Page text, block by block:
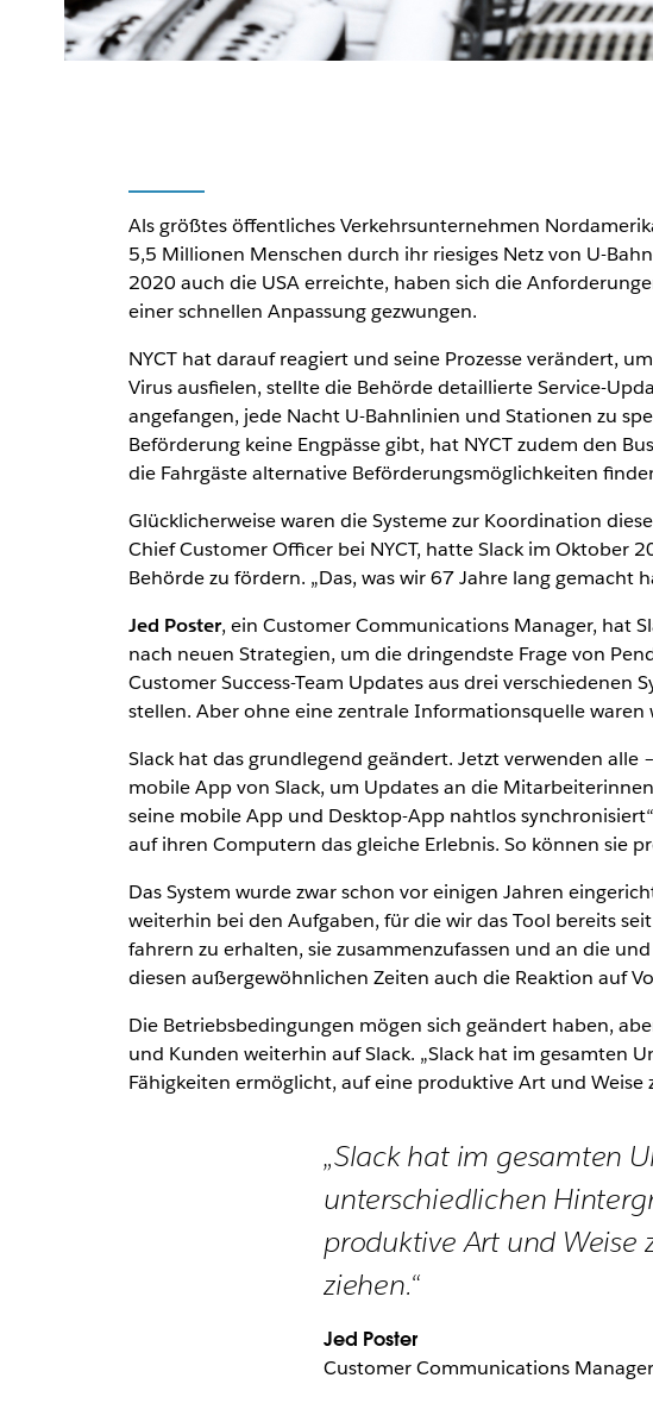
Als größtes öffentliches Verkehrsunternehmen
5,5 Millionen Menschen durch ihr riesiges Netz von U-
2020 auch die USA erreichte, haben sich die
einer schnellen Anpassung gezwungen.
NYCT hat darauf reagiert und seine Prozesse verändert,
Virus ausfielen, stellte die Behörde detaillierte Service-
angefangen, jede Nacht U-Bahnlinien und Stationen zu
Beförderung keine Engpässe gibt, hat NYCT zudem den
die Fahrgäste alternative Beförderungsmöglichkeiten
Glücklicherweise waren die Systeme zur Koordination
Chief Customer Officer bei NYCT, hatte Slack im
Behörde zu fördern. „Das, was wir 67 Jahre lang
Jed Poster, ein Customer Communications Manager, hat
nach neuen Strategien, um die dringendste Frage von
Customer Success-Team Updates aus drei
stellen. Aber ohne eine zentrale Informationsquelle
Slack hat das grundlegend geändert. Jetzt verwenden
mobile App von Slack, um Updates an die
seine mobile App und Desktop-App nahtlos
auf ihren Computern das gleiche Erlebnis. So können sie
Das System wurde zwar schon vor einigen Jahren
weiterhin bei den Aufgaben, für die wir das Tool bereits
fahrern zu erhalten, sie zusammenzufassen und an die
diesen außergewöhnlichen Zeiten auch die Reaktion auf
Die Betriebsbedingungen mögen sich geändert haben,
und Kunden weiterhin auf Slack. „Slack hat im gesamten
Fähigkeiten ermöglicht, auf eine produktive Art und
„Slack hat im gesamten
unterschiedlichen
produktive Art und
ziehen.“
Jed Poster
Customer Communications